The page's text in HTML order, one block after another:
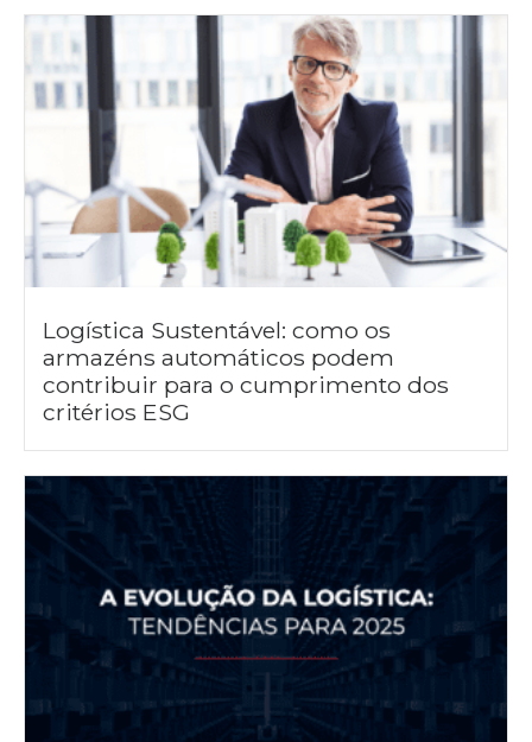
Logística Sustentável: como os
armazéns automáticos podem
contribuir para o cumprimento dos
critérios ESG